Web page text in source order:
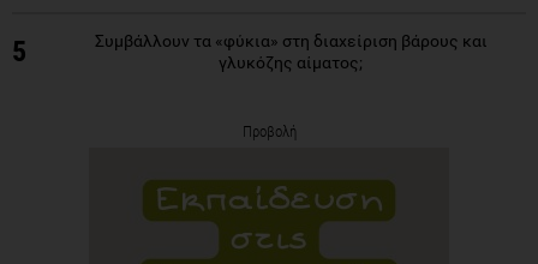
5
Συμβάλλουν τα «φύκια» στη διαχείριση βάρους και
γλυκόζης αίματος;
Προβολή